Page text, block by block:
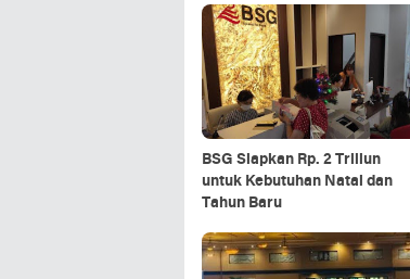
BSG Siapkan Rp. 2 Triliun
untuk Kebutuhan Natal dan
Tahun Baru